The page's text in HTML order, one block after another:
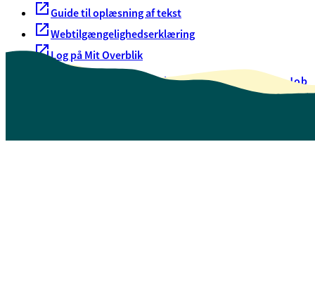
Guide til oplæsning af tekst
Webtilgængelighedserklæring
Log på Mit Overblik
Oversigt over selvbetjeningJob